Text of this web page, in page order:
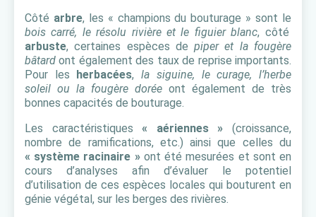
Côté arbre, les « champions du bouturage » sont le
bois carré, le résolu rivière et le figuier blanc, côté
arbuste, certaines espèces depiper et la fougère
bâtardont également des taux de reprise importants.
Pour les herbacées,la siguine, le curage, l’herbe
soleil ou la fougère dorée ont également de très
bonnes capacités de bouturage.
Les caractéristiques « aériennes » (croissance,
nombre de ramifications, etc.) ainsi que celles du
« système racinaire »ont été mesurées et sont en
cours d’analyses afin d’évaluer le potentiel
d’utilisation de ces espèces locales qui bouturent en
génie végétal, sur les berges des rivières.